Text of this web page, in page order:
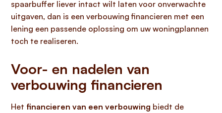
spaarbuffer liever intact wilt laten voor onverwachte
uitgaven, dan is een verbouwing financieren met een
lening een passende oplossing om uw woningplannen
toch te realiseren.
Voor- en nadelen van
verbouwing financieren
Het financieren van een verbouwing biedt de